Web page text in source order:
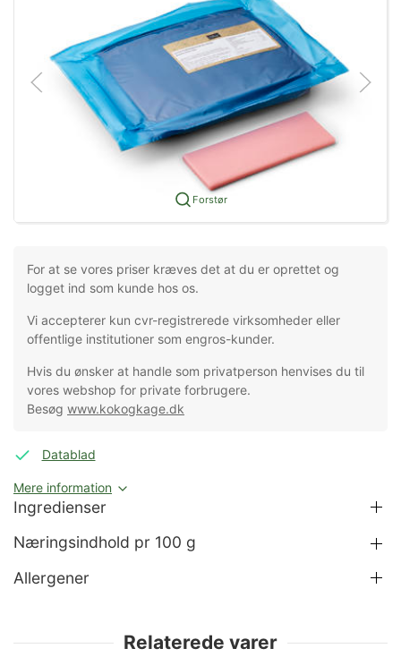
Forstør
For at se vores priser kræves det at du er oprettet og
logget ind som kunde hos os.
Vi accepterer kun cvr-registrerede virksomheder eller
offentlige institutioner som engros-kunder.
Hvis du ønsker at handle som privatperson henvises du til
vores webshop for private forbrugere.
Besøg www.kokogkage.dk
Datablad
Mere information
Ingredienser
Næringsindhold pr 100 g
Allergener
Relaterede varer